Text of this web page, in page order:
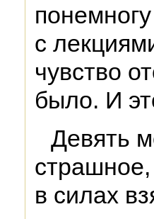
с
чувство
было. И
Девять
в силах